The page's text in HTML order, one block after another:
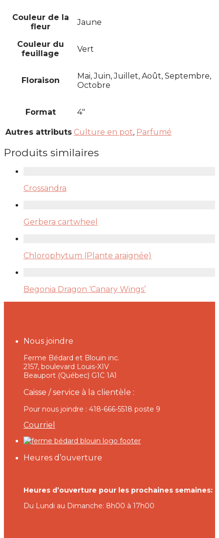
Couleur de la
fleur
Jaune
Couleur du
feuillage
Vert
Floraison
Mai, Juin, Juillet, Août, Septembre,
Octobre
Format 4"
Autres attributs Culture en pot, Parfumé
Produits similaires
Crossandra
Gerbera cartwheel
Chlorophytum (Plante araignée)
Begonia Dragon ‘Canary Wings’
Nous joindre
Ferme Bédard et Blouin inc.
2157, boulevard Louis-XIV
Beauport (Québec) G1C 1A1
Caisse / service à la clientèle :
Pour nous joindre : 418-666-5518 poste 9
Courriel
Heures d’ouverture
Heures d’ouverture pour les prochaines semaines:
Du Lundi au Dimanche: 8h00 à 17h00